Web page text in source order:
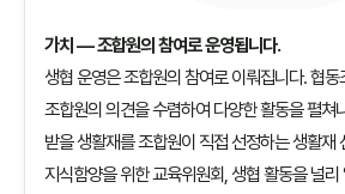
가치 — 조합원의 참여로 운영됩니다.
생협 운영은 조합원의 참여로 이뤄집니다. 협
조합원의 의견을 수렴하여 다양한 활동을 펼쳐
받을 생활재를 조합원이 직접 선정하는 생활재
지식함양을 위한 교육위원회, 생협 활동을 널리